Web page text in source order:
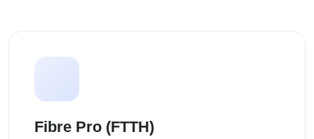
Fibre Pro (FTTH)